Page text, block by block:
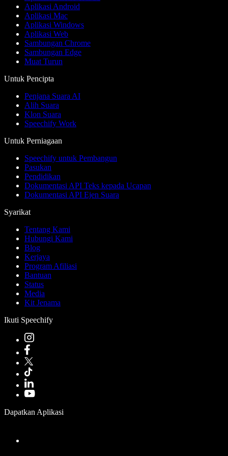
Aplikasi Android
Aplikasi Mac
Aplikasi Windows
Aplikasi Web
Sambungan Chrome
Sambungan Edge
Muat Turun
Untuk Pencipta
Penjana Suara AI
Alih Suara
Klon Suara
Speechify Work
Untuk Perniagaan
Speechify untuk Pembangun
Pasukan
Pendidikan
Dokumentasi API Teks kepada Ucapan
Dokumentasi API Ejen Suara
Syarikat
Tentang Kami
Hubungi Kami
Blog
Kerjaya
Program Afiliasi
Bantuan
Status
Media
Kit Jenama
Ikuti Speechify
Dapatkan Aplikasi